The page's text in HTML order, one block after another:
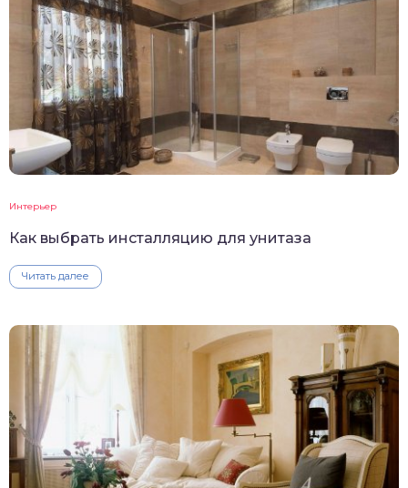
Интерьер
Как выбрать инсталляцию для унитаза
Читать далее